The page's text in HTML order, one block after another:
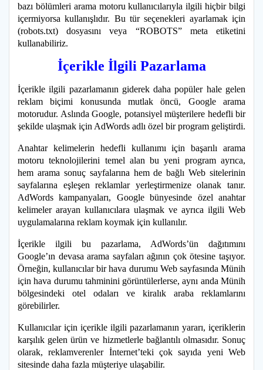
bazı bölümleri arama motoru kullanıcılarıyla ilgili hiçbir bilgi
içermiyorsa kullanışlıdır. Bu tür seçenekleri ayarlamak için
(robots.txt) dosyasını veya “ROBOTS” meta etiketini
kullanabiliriz.
İçerikle İlgili Pazarlama
İçerikle ilgili pazarlamanın giderek daha popüler hale gelen
reklam biçimi konusunda mutlak öncü, Google arama
motorudur. Aslında Google, potansiyel müşterilere hedefli bir
şekilde ulaşmak için AdWords adlı özel bir program geliştirdi.
Anahtar kelimelerin hedefli kullanımı için başarılı arama
motoru teknolojilerini temel alan bu yeni program ayrıca,
hem arama sonuç sayfalarına hem de bağlı Web sitelerinin
sayfalarına eşleşen reklamlar yerleştirmenize olanak tanır.
AdWords kampanyaları, Google bünyesinde özel anahtar
kelimeler arayan kullanıcılara ulaşmak ve ayrıca ilgili Web
uygulamalarına reklam koymak için kullanılır.
İçerikle ilgili bu pazarlama, AdWords’ün dağıtımını
Google’ın devasa arama sayfaları ağının çok ötesine taşıyor.
Örneğin, kullanıcılar bir hava durumu Web sayfasında Münih
için hava durumu tahminini görüntülerlerse, aynı anda Münih
bölgesindeki otel odaları ve kiralık araba reklamlarını
görebilirler.
Kullanıcılar için içerikle ilgili pazarlamanın yararı, içeriklerin
karşılık gelen ürün ve hizmetlerle bağlantılı olmasıdır. Sonuç
olarak, reklamverenler İnternet’teki çok sayıda yeni Web
sitesinde daha fazla müşteriye ulaşabilir.